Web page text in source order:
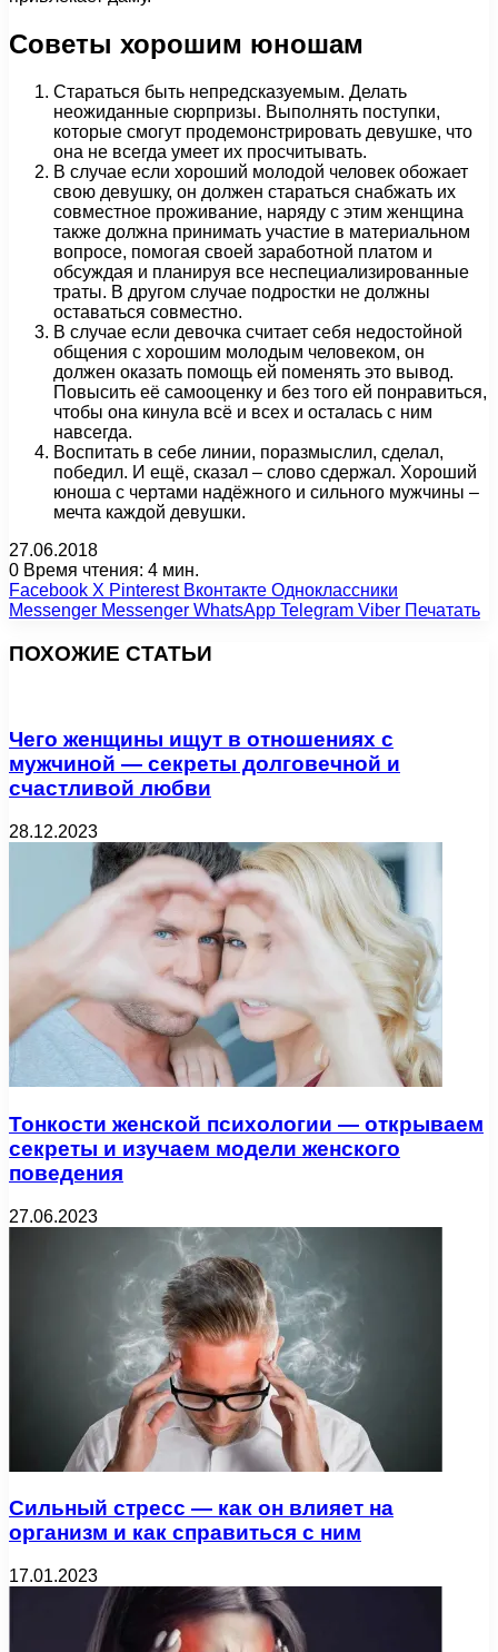
Советы хорошим юношам
Стараться быть непредсказуемым. Делать
неожиданные сюрпризы. Выполнять поступки,
которые смогут продемонстрировать девушке, что
она не всегда умеет их просчитывать.
В случае если хороший молодой человек обожает
свою девушку, он должен стараться снабжать их
совместное проживание, наряду с этим женщина
также должна принимать участие в материальном
вопросе, помогая своей заработной платом и
обсуждая и планируя все неспециализированные
траты. В другом случае подростки не должны
оставаться совместно.
В случае если девочка считает себя недостойной
общения с хорошим молодым человеком, он
должен оказать помощь ей поменять это вывод.
Повысить её самооценку и без того ей понравиться,
чтобы она кинула всё и всех и осталась с ним
навсегда.
Воспитать в себе линии, поразмыслил, сделал,
победил. И ещё, сказал – слово сдержал. Хороший
юноша с чертами надёжного и сильного мужчины –
мечта каждой девушки.
27.06.2018
0 Время чтения: 4 мин.
Facebook X Pinterest Вконтакте Одноклассники
Messenger Messenger WhatsApp Telegram Viber Печатать
ПОХОЖИЕ СТАТЬИ
Чего женщины ищут в отношениях с
мужчиной — секреты долговечной и
счастливой любви
28.12.2023
Тонкости женской психологии — открываем
секреты и изучаем модели женского
поведения
27.06.2023
Сильный стресс — как он влияет на
организм и как справиться с ним
17.01.2023